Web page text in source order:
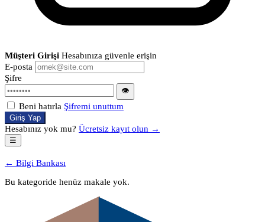
Müşteri Girişi Hesabınıza güvenle erişin
E-posta
Şifre
👁
Beni hatırla Şifremi unuttum
Giriş Yap
Hesabınız yok mu? Ücretsiz kayıt olun →
☰
← Bilgi Bankası
Bu kategoride henüz makale yok.